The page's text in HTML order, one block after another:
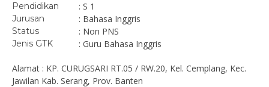
Pendidikan : S 1
Jurusan : Bahasa Inggris
Status : Non PNS
Jenis GTK : Guru Bahasa Inggris
Alamat : KP. CURUGSARI RT.05 / RW.20, Kel. Cemplang, Kec.
Jawilan Kab. Serang, Prov. Banten